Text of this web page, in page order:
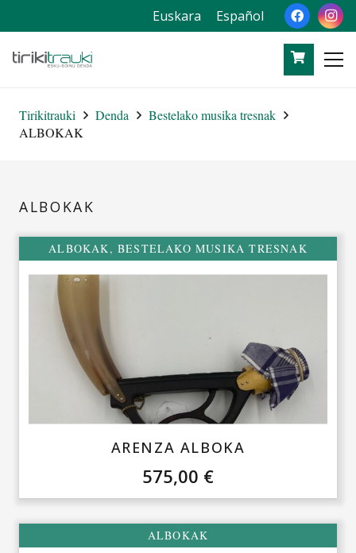
Euskara Español
Tirikitrauki Denda
Bestelako musika tresnak
ALBOKAK
ALBOKAK
ALBOKAK, BESTELAKO MUSIKA TRESNAK
ARENZA ALBOKA
575,00 €
ALBOKAK